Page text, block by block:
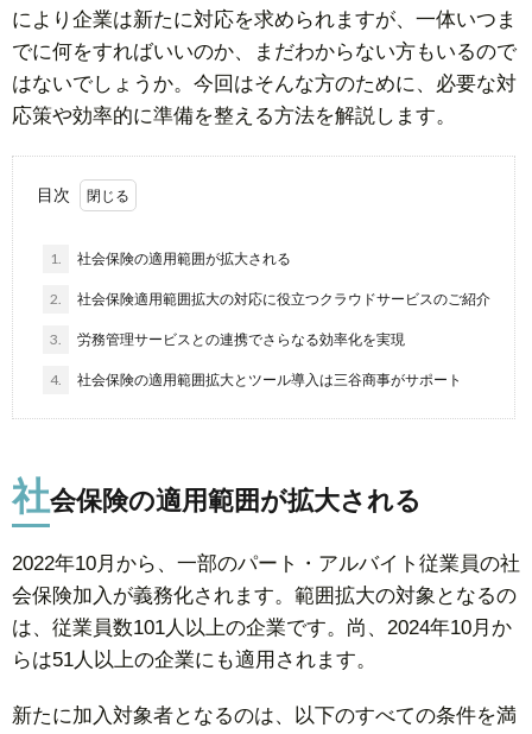
基
礎
知
わ
せ
により企業は新たに対応を求められますが、一体いつま
でに何をすればいいのか、まだわからない方もいるので
はないでしょうか。今回はそんな方のために、必要な対
応策や効率的に準備を整える方法を解説します。
目次
1. 社会保険の適用範囲が拡大される
2. 社会保険適用範囲拡大の対応に役立つクラウドサービスのご紹介
3. 労務管理サービスとの連携でさらなる効率化を実現
4. 社会保険の適用範囲拡大とツール導入は三谷商事がサポート
社会保険の適用範囲が拡大される
2022年10月から、一部のパート・アルバイト従業員の社
会保険加入が義務化されます。範囲拡大の対象となるの
は、従業員数101人以上の企業です。尚、2024年10月か
らは51人以上の企業にも適用されます。
新たに加入対象者となるのは、以下のすべての条件を満